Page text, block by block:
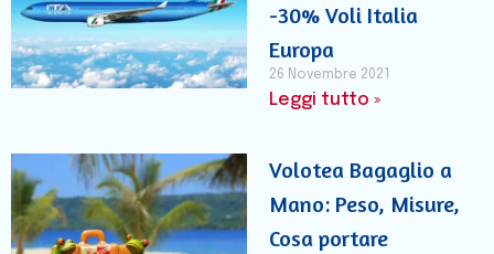
-30% Voli Italia
Europa
26 Novembre 2021
Leggi tutto »
Volotea Bagaglio a
Mano: Peso, Misure,
Cosa portare